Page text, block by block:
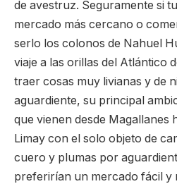
de avestruz. Seguramente si
mercado más cercano o
serlo los colonos de Nahuel
viaje a las orillas del Atlántico
traer cosas muy livianas y de
aguardiente, su principal
que vienen desde Magallanes
Limay con el solo objeto de
cuero y plumas por
preferirían un mercado fácil y